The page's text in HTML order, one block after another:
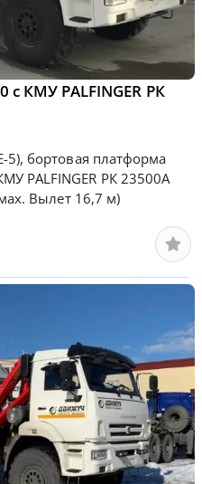
КМУ PALFINGER РК
бортовая платформа
PALFINGER РК 23500А
Вылет 16,7 м)